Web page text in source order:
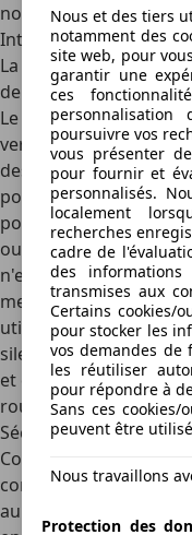
nos routes.
Intérieur
La première chose
de bord a totalement
Le tableau de bord
version, l'écran
dessous, une console
pour les commandes
ports USB et le e-
ou reculer la Zoe. La
n'est pas non plus
meilleure description.
utilisé des matériaux
silencieuse,
et de roulement,
roues plus grandes.
Sécurité
Contrairement à ses
combustion, la Zoe n'a
au crash test :
Nous et des tiers
notamment des
site web, pour
garantir une
ces
poursuivre vos
vous présenter
pour fournir et
personnalisés.
localement
recherches
cadre de
des
transmises aux
Certains cookies/
pour stocker les
vos demandes de
les réutiliser
pour répondre à
Sans ces
peuvent être
Nous travaillons
Protection des